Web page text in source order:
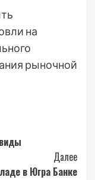
на
рыночной
Далее
в Югра Банке